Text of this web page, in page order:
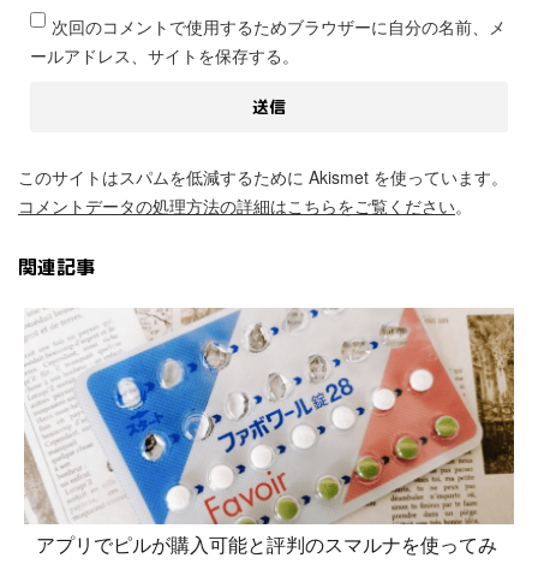
次回のコメントで使用するためブラウザーに自分の名前、メ
ールアドレス、サイトを保存する。
このサイトはスパムを低減するために Akismet を使っています。
コメントデータの処理方法の詳細はこちらをご覧ください。
関連記事
アプリでピルが購入可能と評判のスマルナを使ってみ